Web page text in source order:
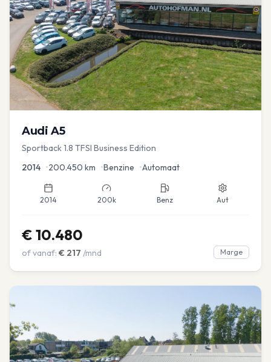
Audi A5
Sportback 1.8 TFSI Business Edition
2014 •200.450 km •Benzine •Automaat
2014 200k Benz Aut
€ 10.480
of vanaf: € 217 /mnd Marge